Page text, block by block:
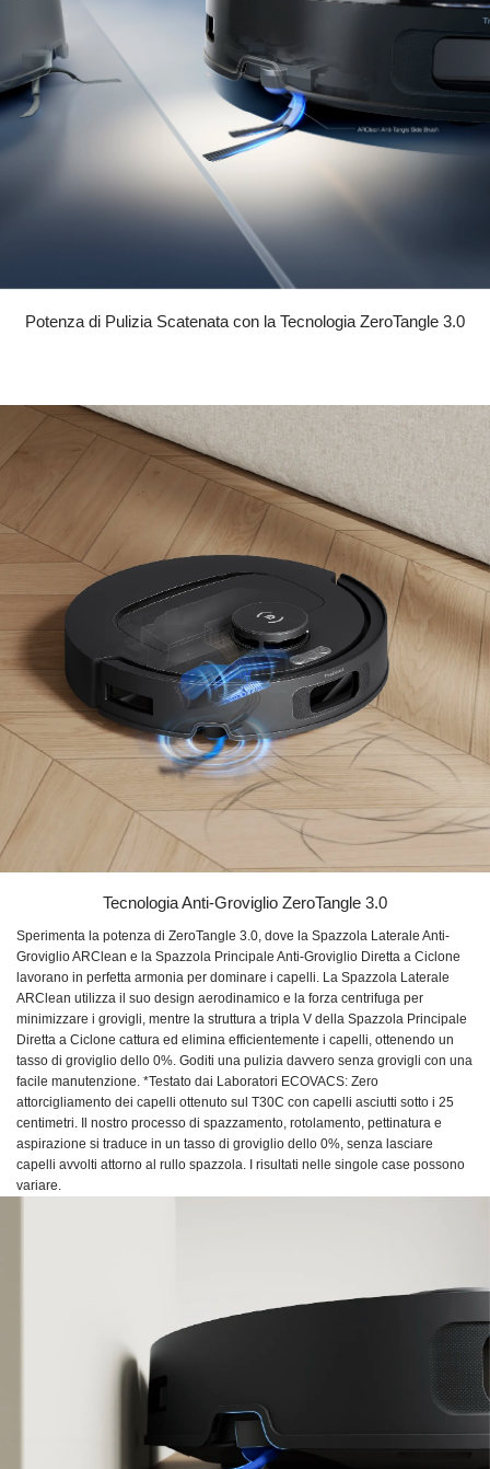
Potenza di Pulizia Scatenata con la Tecnologia ZeroTangle 3.0
Tecnologia Anti-Groviglio ZeroTangle 3.0
Sperimenta la potenza di ZeroTangle 3.0, dove la Spazzola Laterale Anti-
Groviglio ARClean e la Spazzola Principale Anti-Groviglio Diretta a Ciclone
lavorano in perfetta armonia per dominare i capelli. La Spazzola Laterale
ARClean utilizza il suo design aerodinamico e la forza centrifuga per
minimizzare i grovigli, mentre la struttura a tripla V della Spazzola Principale
Diretta a Ciclone cattura ed elimina efficientemente i capelli, ottenendo un
tasso di groviglio dello 0%. Goditi una pulizia davvero senza grovigli con una
facile manutenzione. *Testato dai Laboratori ECOVACS: Zero
attorcigliamento dei capelli ottenuto sul T30C con capelli asciutti sotto i 25
centimetri. Il nostro processo di spazzamento, rotolamento, pettinatura e
aspirazione si traduce in un tasso di groviglio dello 0%, senza lasciare
capelli avvolti attorno al rullo spazzola. I risultati nelle singole case possono
variare.